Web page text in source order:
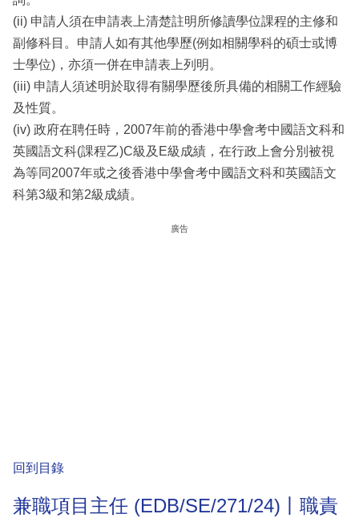
(ii) 申請人須在申請表上清楚註明所修讀學位課程的主修和
副修科目。申請人如有其他學歷(例如相關學科的碩士或博
士學位)，亦須一併在申請表上列明。
(iii) 申請人須述明於取得有關學歷後所具備的相關工作經驗
及性質。
(iv) 政府在聘任時，2007年前的香港中學會考中國語文科和
英國語文科(課程乙)C級及E級成績，在行政上會分別被視
為等同2007年或之後香港中學會考中國語文科和英國語文
科第3級和第2級成績。
廣告
回到目錄
兼職項目主任 (EDB/SE/271/24)丨職責